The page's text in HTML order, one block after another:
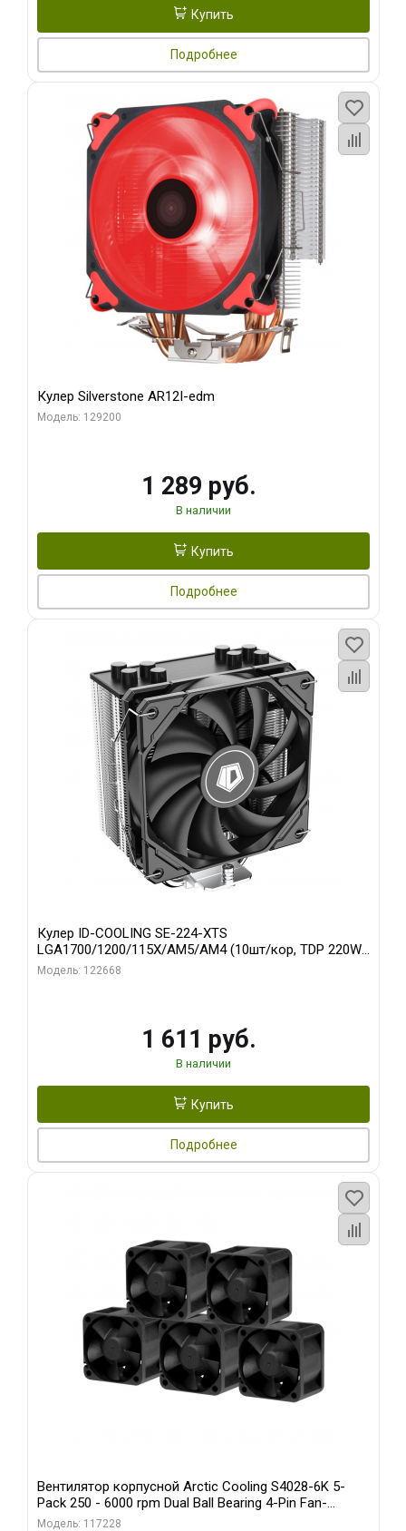
Купить
Подробнее
Кулер Silverstone AR12I-edm
Модель: 129200
1 289 руб.
В наличии
Купить
Подробнее
Кулер ID-COOLING SE-224-XTS
LGA1700/1200/115X/AM5/AM4 (10шт/кор, TDP 220W,
PWM, 4 тепл.трубки прямого контакта, FAN 120mm)
Модель: 122668
1 611 руб.
В наличии
Купить
Подробнее
Вентилятор корпусной Arctic Cooling S4028-6K 5-
Pack 250 - 6000 rpm Dual Ball Bearing 4-Pin Fan-
Connector (ACFAN00273A)
Модель: 117228